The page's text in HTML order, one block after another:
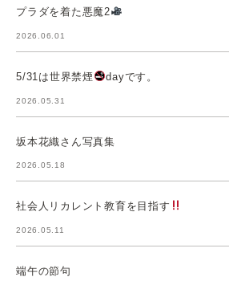
プラダを着た悪魔2
2026.06.01
5/31は世界禁煙 dayです。
2026.05.31
坂本花織さん写真集
2026.05.18
社会人リカレント教育を目指す
2026.05.11
端午の節句